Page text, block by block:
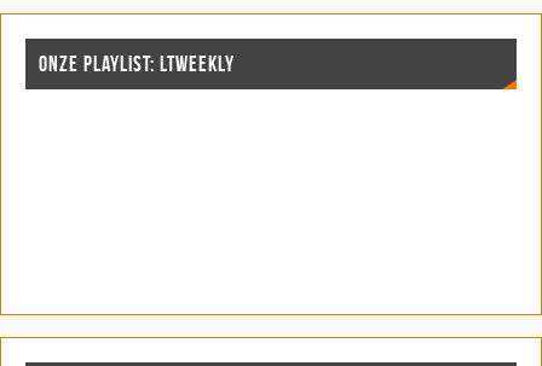
ONZE PLAYLIST: LTWEEKLY